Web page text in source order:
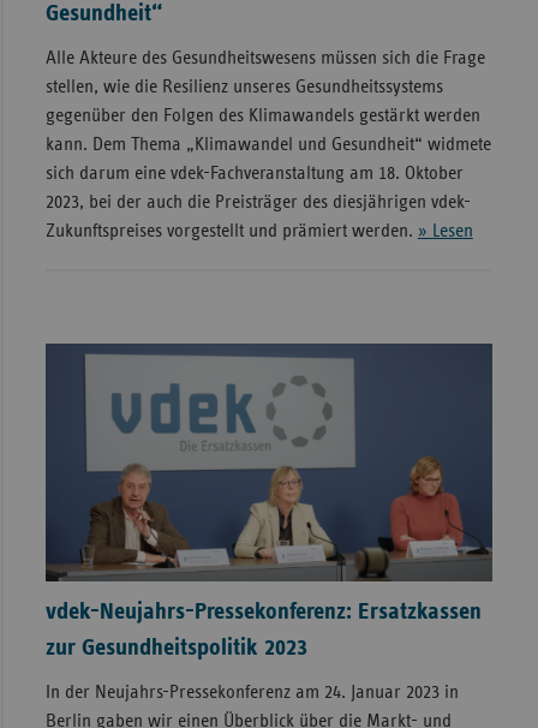
Gesundheit“
Alle Akteure des Gesundheitswesens müssen sich die Frage
stellen, wie die Resilienz unseres Gesundheitssystems
gegenüber den Folgen des Klimawandels gestärkt werden
kann. Dem Thema „Klimawandel und Gesundheit“ widmete
sich darum eine vdek-Fachveranstaltung am 18. Oktober
2023, bei der auch die Preisträger des diesjährigen vdek-
Zukunftspreises vorgestellt und prämiert werden. » Lesen
vdek-Neujahrs-Pressekonferenz: Ersatzkassen
zur Gesundheitspolitik 2023
In der Neujahrs-Pressekonferenz am 24. Januar 2023 in
Berlin gaben wir einen Überblick über die Markt- und